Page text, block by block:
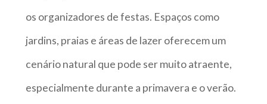
os organizadores de festas. Espaços como
jardins, praias e áreas de lazer oferecem um
cenário natural que pode ser muito atraente,
especialmente durante a primavera e o verão.